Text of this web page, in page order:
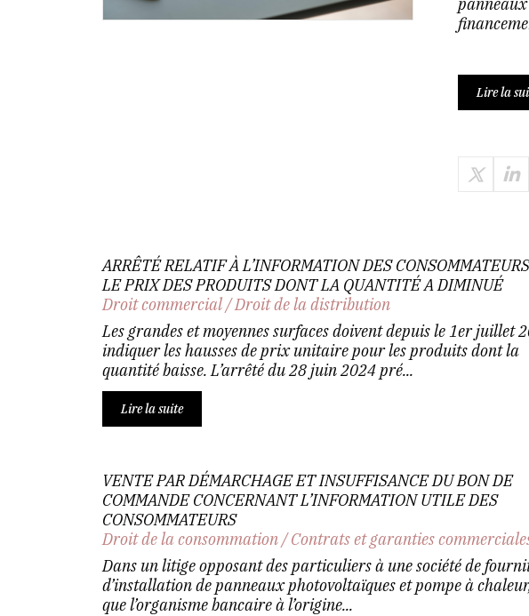
Lire la
ARRÊTÉ RELATIF À L’INFORMATION DES
LE PRIX DES PRODUITS DONT LA QUANTITÉ A DIMINUÉ
Droit commercial/Droit de la distribution
Les grandes et moyennes surfaces doivent depuis le 1er juillet
indiquer les hausses de prix unitaire pour les produits dont la
quantité baisse. L’arrêté du 28 juin 2024 pré...
Lire la suite
VENTE PAR DÉMARCHAGE ET INSUFFISANCE DU BON DE
COMMANDE CONCERNANT L’INFORMATION UTILE DES
CONSOMMATEURS
Droit de la consommation/Contrats et garanties
Dans un litige opposant des particuliers à une société de
d’installation de panneaux photovoltaïques et pompe à
que l’organisme bancaire à l’origine...